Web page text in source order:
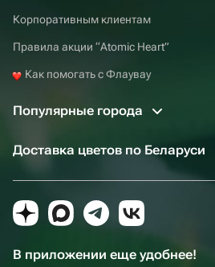
Корпоративным клиентам
Правила акции “Atomic Heart”
Как помогать с Флаувау
Популярные города
Доставка цветов по Беларуси
В приложении еще удобнее!